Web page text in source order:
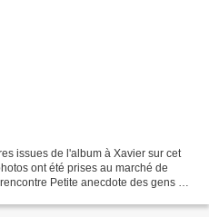
issues de l'album à Xavier sur cet
ont été prises au marché de
Petite anecdote des gens qui